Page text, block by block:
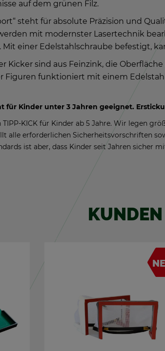
auf dem grü­nen Filz.
steht für ab­so­lu­te Prä­zi­si­on und
mit mo­derns­ter La­ser­tech­nik
Mit einer Edel­stahl­schrau­be be­fes­tigt,
Ki­cker sind aus Fein­zink, die
Fi­gu­ren funk­tio­niert mit einem
für Kin­der unter 3 Jah­ren ge­eig­net.
KICK für Kin­der ab 5 Jahre. Wir legen
alle er­for­der­li­chen Si­cher­heits­vor­schrif­ten
ist aber, dass Kin­der seit Jah­ren si­cher